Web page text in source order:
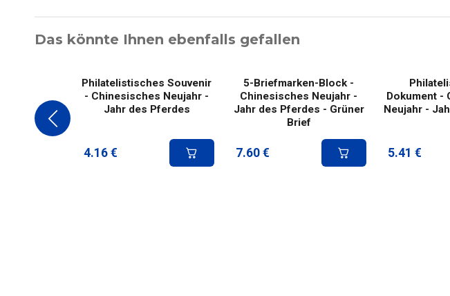
Das könnte Ihnen ebenfalls gefallen
Philatelistisches Souvenir
- Chinesisches Neujahr -
Jahr des Pferdes
4.16 €
5-Briefmarken-Block -
Chinesisches Neujahr -
Jahr des Pferdes - Grüner
Brief
7.60 €
Dokument -
Neujahr -
5.41 €